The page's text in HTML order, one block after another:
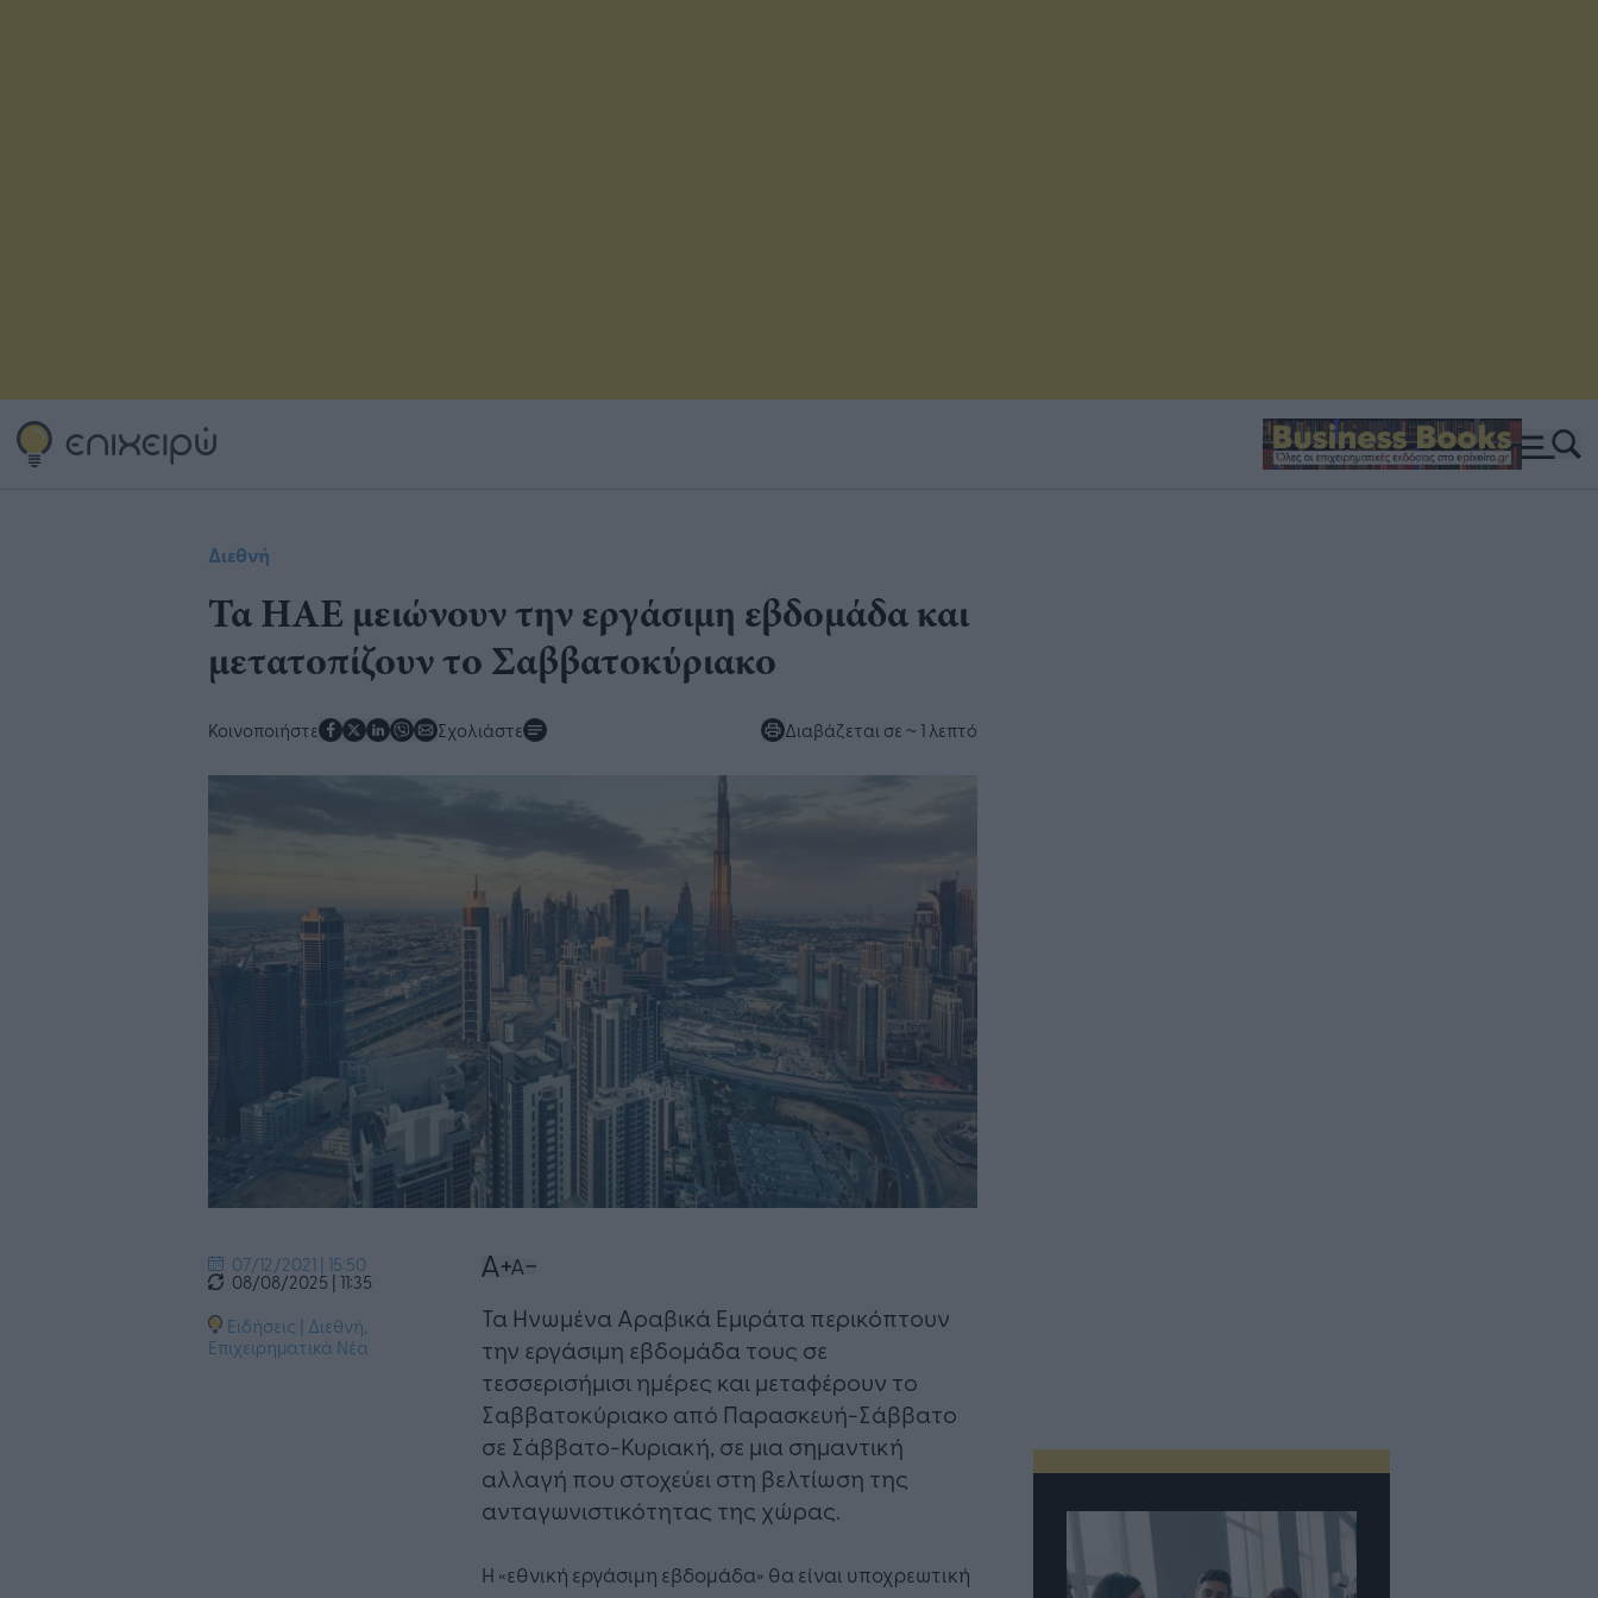
Διεθνή
Τα ΗΑΕ μειώνουν την εργάσιμη εβδομάδα και
μετατοπίζουν το Σαββατοκύριακο
Κοινοποιήστε Σχολιάστε Διαβάζεται σε ~ 1 λεπτό
07/12/2021 | 15:50
08/08/2025 | 11:35
Ειδήσεις | Διεθνή,
Επιχειρηματικά Νέα
Τα Ηνωμένα Αραβικά Εμιράτα περικόπτουν
την εργάσιμη εβδομάδα τους σε
τεσσερισήμισι ημέρες και μεταφέρουν το
Σαββατοκύριακο από Παρασκευή-Σάββατο
σε Σάββατο-Κυριακή, σε μια σημαντική
αλλαγή που στοχεύει στη βελτίωση της
ανταγωνιστικότητας της χώρας.
Η «εθνική εργάσιμη εβδομάδα» θα είναι υποχρεωτική